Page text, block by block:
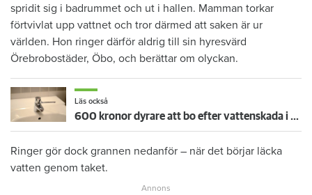
spridit sig i badrummet och ut i hallen. Mamman torkar
förtvivlat upp vattnet och tror därmed att saken är ur
världen. Hon ringer därför aldrig till sin hyresvärd
Örebrobostäder, Öbo, och berättar om olyckan.
Läs också
600 kronor dyrare att bo efter vattenskada i Varberg
Ringer gör dock grannen nedanför – när det börjar läcka
vatten genom taket.